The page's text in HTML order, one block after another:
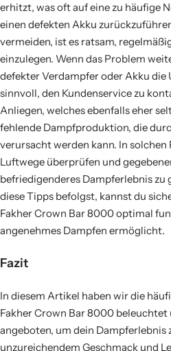
erhitzt, was oft auf eine zu häufige
einen defekten Akku
vermeiden, ist es ratsam,
einzulegen. Wenn das Problem
defekter Verdampfer oder Akku die
sinnvoll, den Kundenservice zu
Anliegen, welches ebenfalls eher
fehlende Dampfproduktion, die
verursacht werden kann. In solchen
Luftwege überprüfen und
befriedigenderes Dampferlebnis zu
diese Tipps befolgst, kannst du
Fakher Crown Bar 8000 optimal
angenehmes Dampfen ermöglicht.
Fazit
In diesem Artikel haben wir die
Fakher Crown Bar 8000
angeboten, um dein Dampferlebnis
unzureichendem Geschmack und